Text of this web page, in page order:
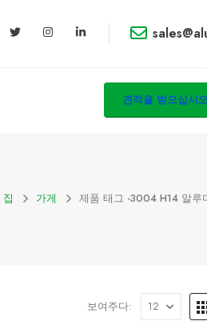
견적을 받으십시
집 가게 제품 태그 -3004 H14 알루
보여주다: